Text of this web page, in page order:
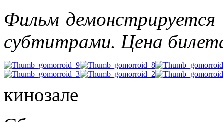
Фильм демонстрируется
субтитрами. Цена
кинозале